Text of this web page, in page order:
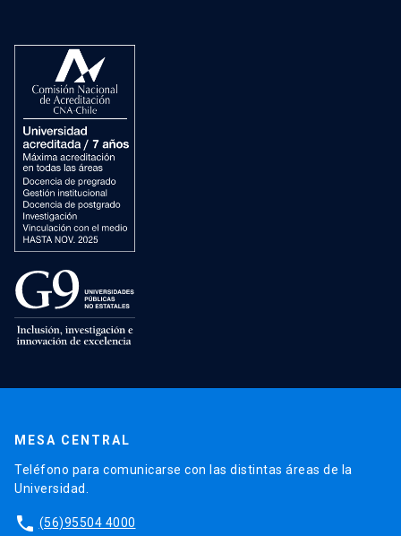
MESA CENTRAL
Teléfono para comunicarse con las distintas áreas de la
Universidad.
phone (56)95504 4000